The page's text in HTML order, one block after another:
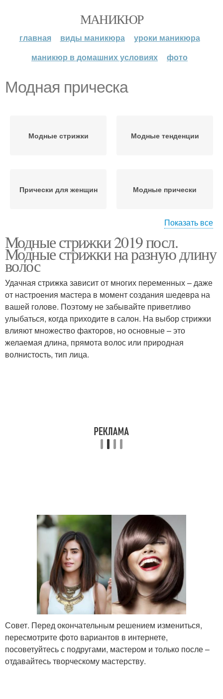
МАНИКЮР
главная виды маникюра
уроки маникюра
маникюр в домашних условиях
фото
Модная прическа
Модные стрижки Модные тенденции
Прически для женщин Модные прически
Прическа для красных Модная асимметрия
Прически для
блондинок
Показать все
Модные стрижки 2019 посл.
Модные стрижки на разную длину
волос
Удачная стрижка зависит от многих переменных – даже
от настроения мастера в момент создания шедевра на
вашей голове. Поэтому не забывайте приветливо
улыбаться, когда приходите в салон. На выбор стрижки
влияют множество факторов, но основные – это
желаемая длина, прямота волос или природная
волнистость, тип лица.
Совет. Перед окончательным решением измениться,
пересмотрите фото вариантов в интернете,
посоветуйтесь с подругами, мастером и только после –
отдавайтесь творческому мастерству.